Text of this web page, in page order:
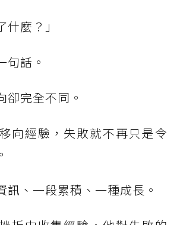
什麼？」
句話。
卻完全不同。
向經驗，失敗就不再只是令
訊、一段累積、一種成長。